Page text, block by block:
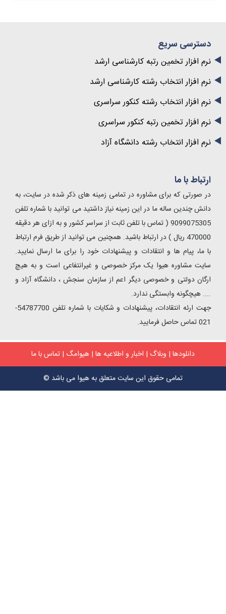
دسترسی سریع
نرم افزار تخمین رتبه کارشناسی ارشد
نرم افزار انتخاب رشته کارشناسی ارشد
نرم افزار انتخاب رشته کنکور سراسری
نرم افزار تخمین رتبه کنکور سراسری
نرم افزار انتخاب رشته دانشگاه آزاد
ارتباط با ما
در صورتی که برای مشاوره در تمامی زمینه های ذکر شده در سایت، به
دانش چندین ساله ما در این زمینه نیاز داشتید می توانید با شماره تلفن
9099075305 ( تماس با تلفن ثابت از سراسر کشور و به ازای هر دقیقه
470000 ریال ) در ارتباط باشید. همچنین می توانید از طریق فرم ارتباط
با ما، پیام ها و انتقادات و پیشنهادات خود را برای ما ارسال نمایید.
سایت مشاوره هیوا یک مرکز خصوصی و غیرانتفاعی است و به هیچ
ارگان دولتی و خصوصی دیگر اعم از سازمان سنجش ، دانشگاه آزاد و
.... هیچگونه وابستگی ندارد.
جهت ارئه انتقادات، پیشنهادات و شکایات با شماره تلفن 54787700-
دانلودها|وبلاگ|اخبار و اطلاعیه ها|هیوامگ|تماس با ما
تمامی حقوق این سایت متعلق به هیوا می باشد ©